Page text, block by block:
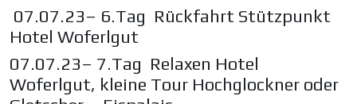
07.07.23– 6.Tag Rückfahrt Stützpunkt
Hotel Woferlgut
07.07.23– 7.Tag Relaxen Hotel
Woferlgut, kleine Tour Hochglockner oder